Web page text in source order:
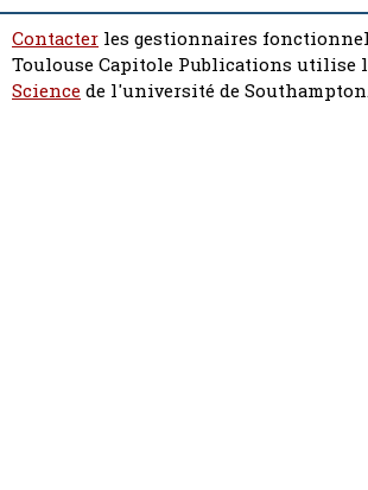
Contacter les gestionnaires
Toulouse Capitole Publications utilise
Sciencede l'université de